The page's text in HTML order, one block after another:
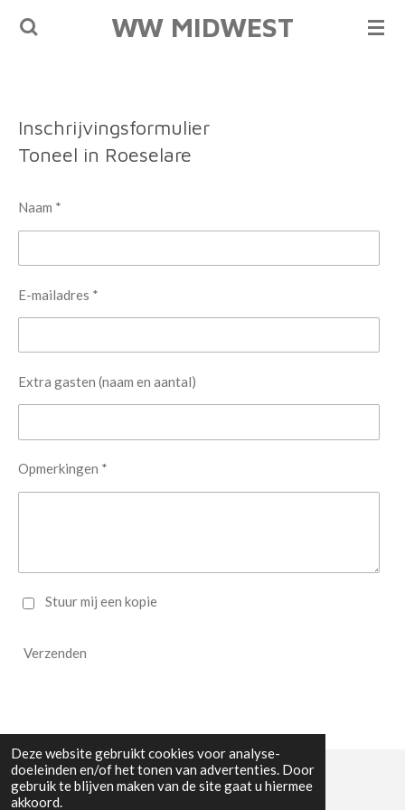
Deze website gebruikt cookies voor analyse-
doeleinden en/of het tonen van advertenties. Door
gebruik te blijven maken van de site gaat u hiermee
akkoord.
Ga
hoofdinhoud
WW MIDWEST
Inschrijvingsformulier
Toneel in Roeselare
Naam *
E-mailadres *
Extra gasten (naam en aantal)
Opmerkingen *
Stuur mij een kopie
Verzenden
© 2023 - 2026 WW Midwest